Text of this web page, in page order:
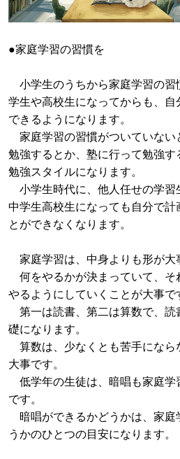
●家庭学習の習慣を
小学生のうちから家庭学習の習
学生や高校生になってからも、
できるようになります。
家庭学習の習慣がついていない
勉強するとか、塾に行って勉強
勉強スタイルになります。
小学生時代に、他人任せの学習
中学生高校生になっても自分で計
とができなくなります。
家庭学習は、中身よりも形が大
何をやるかが決まっていて、そ
やるようにしていくことが大事で
第一は読書、第二は算数で、読
礎になります。
算数は、少なくとも苦手になら
大事です。
低学年の生徒は、暗唱も家庭学
です。
暗唱ができるかどうかは、家庭
うかのひとつの目安になります。